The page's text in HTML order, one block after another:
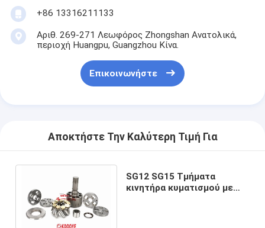
+86 13316211133
Αριθ. 269-271 Λεωφόρος Zhongshan Ανατολικά,
περιοχή Huangpu, Guangzhou Κίνα.
Επικοινωνήστε
Αποκτήστε Την Καλύτερη Τιμή Για
SG12 SG15 Τμήματα
κινητήρα κυματισμού με